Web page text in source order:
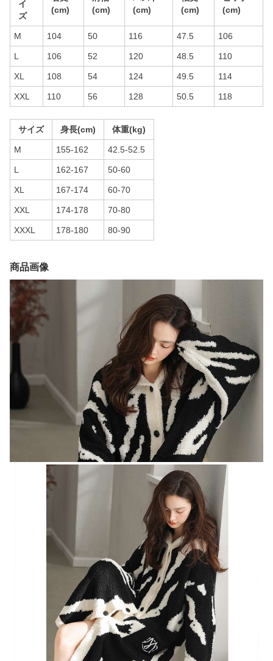
イ
ズ
(cm)
(cm)
(cm)
(cm)
(cm)
M 104 50 116 47.5 106
L 106 52 120 48.5 110
XL 108 54 124 49.5 114
XXL 110 56 128 50.5 118
サイズ 身長(cm) 体重(kg)
M 155-162 42.5-52.5
L 162-167 50-60
XL 167-174 60-70
XXL 174-178 70-80
XXXL 178-180 80-90
商品画像